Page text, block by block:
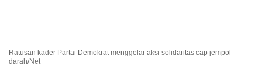
Ratusan kader Partai Demokrat menggelar aksi solidaritas cap jempol
darah/Net